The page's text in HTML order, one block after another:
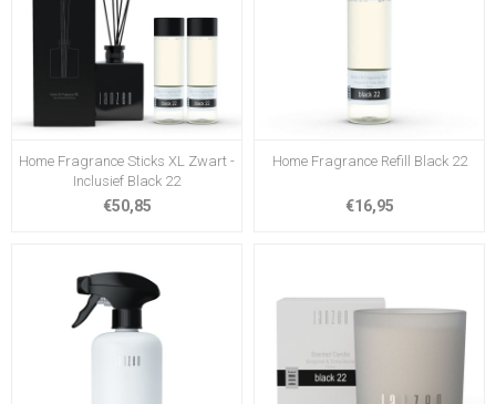
Home Fragrance Sticks XL Zwart -
Inclusief Black 22
€50,85
Home Fragrance Refill Black 22
€16,95